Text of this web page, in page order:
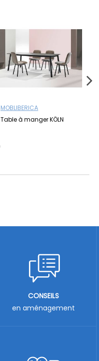
MOBLIBERICA
Table à manger KÖLN
CONSEILS
en aménagement